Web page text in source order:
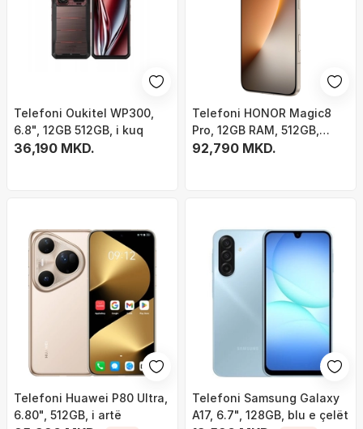
Telefoni Oukitel WP300,
6.8", 12GB 512GB, i kuq
36,190 MKD.
Telefoni HONOR Magic8
Pro, 12GB RAM, 512GB,
Sunrise Gold
92,790 MKD.
Telefoni Huawei P80 Ultra,
6.80", 512GB, i artë
Telefoni Samsung Galaxy
A17, 6.7", 128GB, blu e çelët